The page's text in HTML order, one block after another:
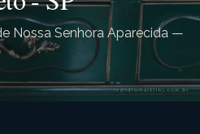
Nossa Senhora Aparecida —